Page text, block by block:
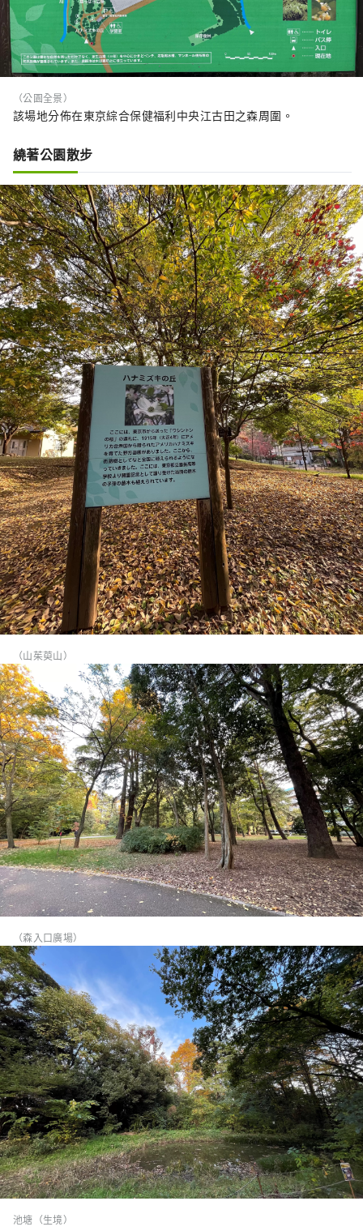
（公園全景）
該場地分佈在東京綜合保健福利中央江古田之森周圍。
繞著公園散步
（山茱萸山）
（森入口廣場）
池塘（生境）